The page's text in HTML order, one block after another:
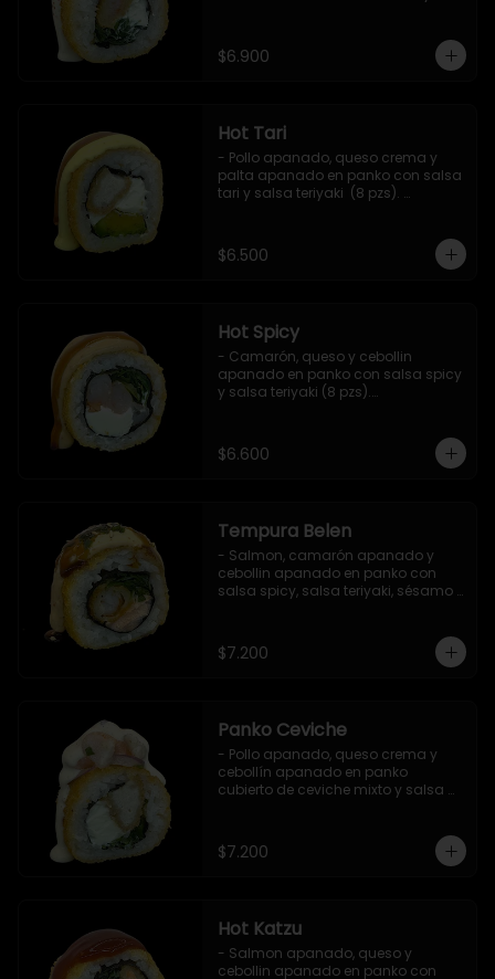
$6.900
Hot Tari
- Pollo apanado, queso crema y
palta apanado en panko con salsa
tari y salsa teriyaki  (8 pzs).
$6.500
Hot Spicy
- Camarón, queso y cebollin
apanado en panko con salsa spicy
y salsa teriyaki (8 pzs).
$6.600
Tempura Belen
- Salmon, camarón apanado y
cebollin apanado en panko con
salsa spicy, salsa teriyaki, sésamo
$7.200
Panko Ceviche
- Pollo apanado, queso crema y
cebollín apanado en panko
cubierto de ceviche mixto y salsa
$7.200
Hot Katzu
- Salmon apanado, queso y
cebollin apanado en panko con